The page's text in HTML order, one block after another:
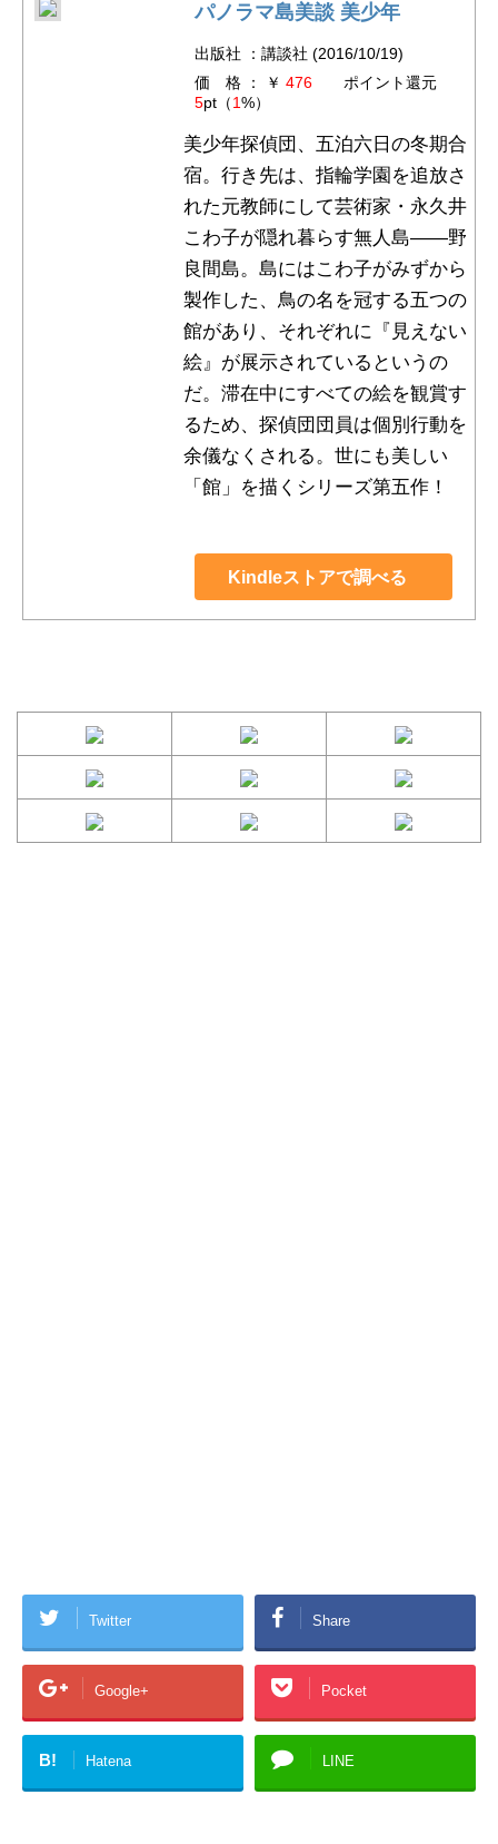
パノラマ島美談 美少年
出版社 ：講談社 (2016/10/19)
価 格 ： ￥ 476ポイント還元
5pt（1%）
美少年探偵団、五泊六日の冬期合
宿。行き先は、指輪学園を追放さ
れた元教師にして芸術家・永久井
こわ子が隠れ暮らす無人島――野
良間島。島にはこわ子がみずから
製作した、鳥の名を冠する五つの
館があり、それぞれに『見えない
絵』が展示されているというの
だ。滞在中にすべての絵を観賞す
るため、探偵団団員は個別行動を
余儀なくされる。世にも美しい
「館」を描くシリーズ第五作！
Kindleストアで調べる
Twitter Share
Google+ Pocket
B! Hatena LINE